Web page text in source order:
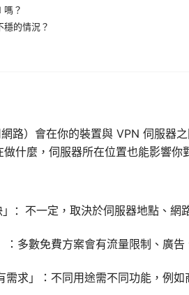
嗎？
的情況？
路）會在你的裝置與 VPN 伺服器
什麼，伺服器所在位置也能影響你
」：不一定，取決於伺服器地點、
：多數免費方案會有流量限制、廣
需求」：不同用途需不同功能，例